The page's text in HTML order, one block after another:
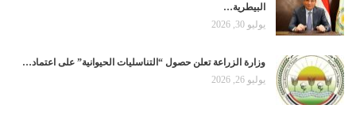
البيطرية…
يوليو 30, 2026
وزارة الزراعة تعلن حصول “التناسليات الحيوانية” على اعتماد…
يوليو 26, 2026